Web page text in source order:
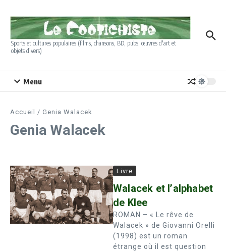
Sports et cultures populaires (films, chansons, BD, pubs, œuvres d'art et
objets divers)
Menu
Accueil / Genia Walacek
Genia Walacek
Livre
Walacek et l’alphabet
de Klee
ROMAN – « Le rêve de
Walacek » de Giovanni Orelli
(1998) est un roman
étrange où il est question